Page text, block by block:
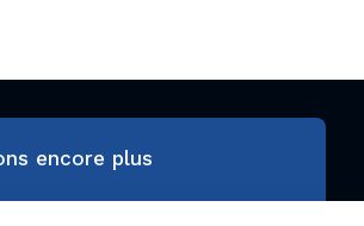
encore plus